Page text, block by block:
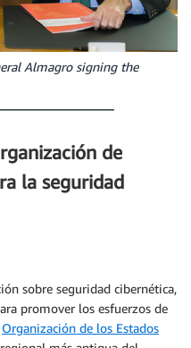
Almagro signing the
de
la seguridad
sobre seguridad cibernética,
promover los esfuerzos de
Organización de los Estados